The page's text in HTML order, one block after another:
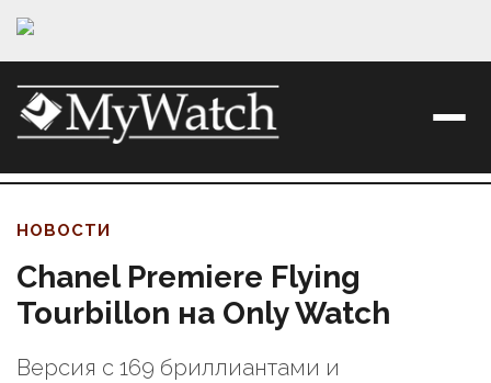
НОВОСТИ
Chanel Premiere Flying
Tourbillon на Only Watch
Версия с 169 бриллиантами и